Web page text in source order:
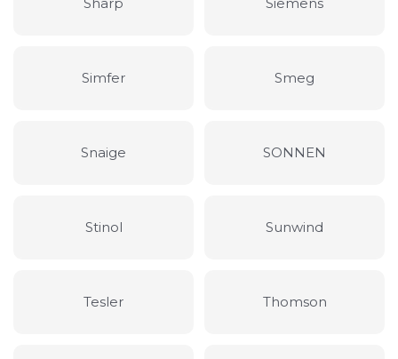
Simfer Smeg
Snaige SONNEN
Stinol Sunwind
Tesler Thomson